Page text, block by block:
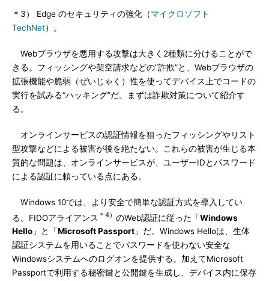
＊3） Edge のセキュリティの強化（マイクロソフト
TechNet）。
Webブラウザを悪用する攻撃は大きく2種類に分けることがで
きる。フィッシングや架空請求などの”詐欺”と、Webブラウザの
拡張機能や脆弱（ぜいじゃく）性を使ってデバイス上でコードの
実行を試みる“ハッキング”だ。まずは詐欺対策について紹介す
る。
オンラインサービスの認証情報を狙ったフィッシングやリスト
型攻撃などによる被害が後を絶たない。これらの被害が生じる本
質的な問題は、オンラインサービスが、ユーザーIDとパスワード
による認証に頼っている点にある。
Windows 10では、より安全で簡単な認証方式を導入してい
る。FIDOアライアンス ＊4） のWeb認証に従った「Windows
Hello 」と「Microsoft Passport 」だ。Windows Helloは、生体
認証システムを用いることでパスワードを使わない安全な
Windowsシステムへのログオンを提供する。加えてMicrosoft
Passportで利用する秘密鍵と公開鍵を生成し、デバイス内に保存